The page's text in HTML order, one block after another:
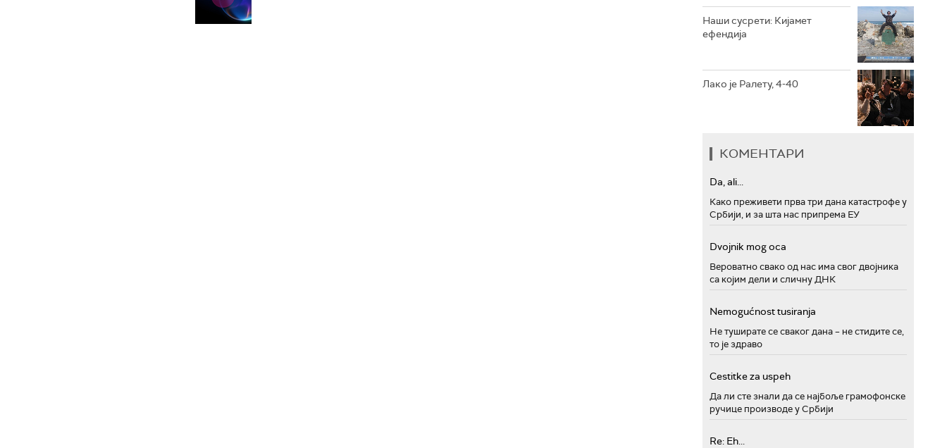
Наши сусрети: Кијамет
ефендија
Лако је Ралету, 4-40
КОМЕНТАРИ
Da, ali...
Како преживети прва три дана катастрофе у
Србији, и за шта нас припрема ЕУ
Dvojnik mog oca
Вероватно свако од нас има свог двојника
са којим дели и сличну ДНК
Nemogućnost tusiranja
Не туширате се сваког дана – не стидите се,
то је здраво
Cestitke za uspeh
Да ли сте знали да се најбоље грамофонске
ручице производе у Србији
Re: Eh...